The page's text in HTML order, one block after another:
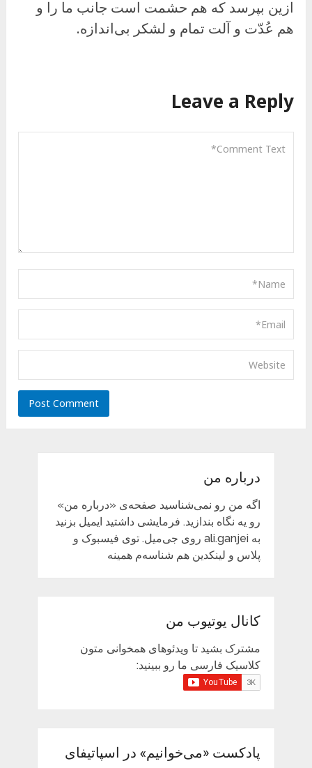
ازین بپرسد که هم حشمت است جانب ما را و
هم عُدّت و آلت تمام و لشکر بی‌اندازه.
Leave a Reply
درباره من
اگه من رو نمی‌شناسید صفحه‌ی «درباره من»
رو یه نگاه بندازید. فرمایشی داشتید ایمیل بزنید
به ali.ganjei روی جی‌میل. توی فیسبوک و
پلاس و لینکدین هم شناسه‌م همینه
کانال یوتیوب من
مشترک بشید تا ویدئوهای همخوانی متون
کلاسیک فارسی ما رو ببینید:
پادکست «می‌خوانیم» در اسپاتیفای